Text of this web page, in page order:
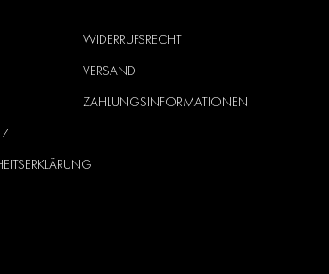
WIDERRUFSRECHT
VERSAND
ZAHLUNGSINFORMATIONEN